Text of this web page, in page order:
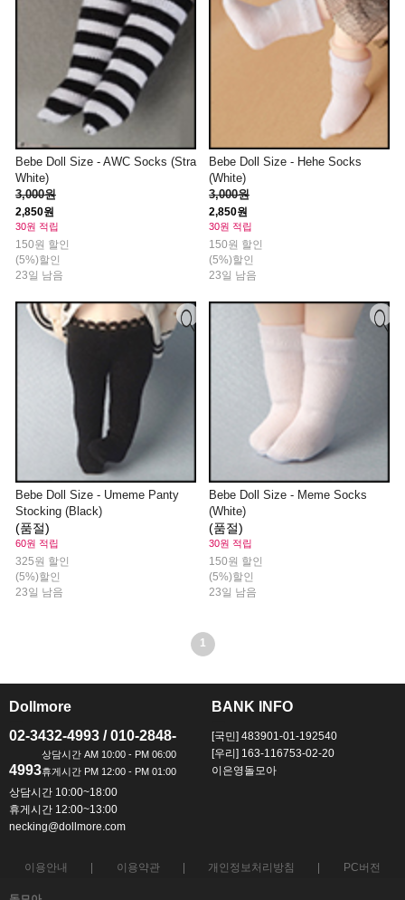
Bebe Doll Size - AWC Socks (Stra
White)
3,000원
2,850원
30원 적립
150원 할인
(5%)할인
23일 남음
Bebe Doll Size - Hehe Socks
(White)
3,000원
2,850원
30원 적립
150원 할인
(5%)할인
23일 남음
Bebe Doll Size - Umeme Panty
Stocking (Black)
(품절)
60원 적립
325원 할인
(5%)할인
23일 남음
Bebe Doll Size - Meme Socks
(White)
(품절)
30원 적립
150원 할인
(5%)할인
23일 남음
1
Dollmore
02-3432-4993 / 010-2848-
4993
상담시간 10:00~18:00
휴게시간 12:00~13:00
necking@dollmore.com
BANK INFO
[국민] 483901-01-192540
[우리] 163-116753-02-20
이은영돌모아
이용안내 이용약관 개인정보처리방침 PC버전